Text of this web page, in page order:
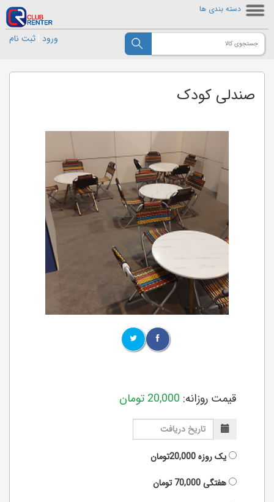
دسته بندی ها
ورود ثبت نام
صندلی کودک
قیمت روزانه: 20,000 تومان
یک روزه20,000تومان
هفتگی70,000تومان